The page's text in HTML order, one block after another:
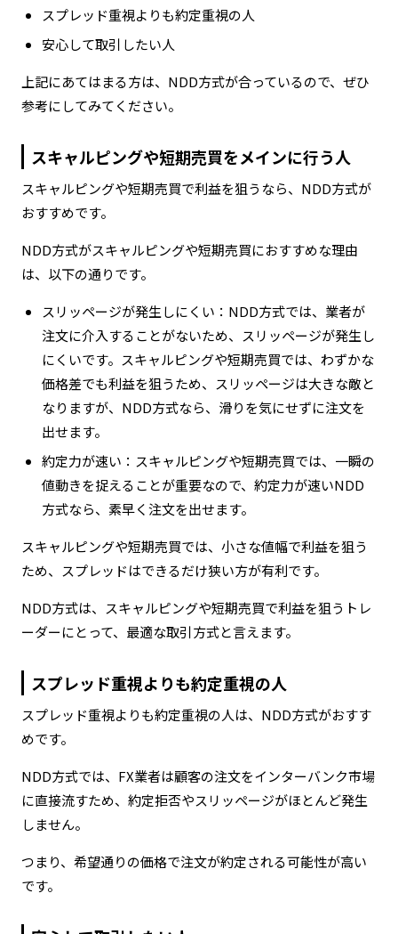
スプレッド重視よりも約定重視の人
安心して取引したい人
上記にあてはまる方は、NDD方式が合っているので、ぜひ
参考にしてみてください。
スキャルピングや短期売買をメインに行う人
スキャルピングや短期売買で利益を狙うなら、NDD方式が
おすすめです。
NDD方式がスキャルピングや短期売買におすすめな理由
は、以下の通りです。
スリッページが発生しにくい：NDD方式では、業者が
注文に介入することがないため、スリッページが発生し
にくいです。スキャルピングや短期売買では、わずかな
価格差でも利益を狙うため、スリッページは大きな敵と
なりますが、NDD方式なら、滑りを気にせずに注文を
出せます。
約定力が速い：スキャルピングや短期売買では、一瞬の
値動きを捉えることが重要なので、約定力が速いNDD
方式なら、素早く注文を出せます。
スキャルピングや短期売買では、小さな値幅で利益を狙う
ため、スプレッドはできるだけ狭い方が有利です。
NDD方式は、スキャルピングや短期売買で利益を狙うトレ
ーダーにとって、最適な取引方式と言えます。
スプレッド重視よりも約定重視の人
スプレッド重視よりも約定重視の人は、NDD方式がおすす
めです。
NDD方式では、FX業者は顧客の注文をインターバンク市場
に直接流すため、約定拒否やスリッページがほとんど発生
しません。
つまり、希望通りの価格で注文が約定される可能性が高い
です。